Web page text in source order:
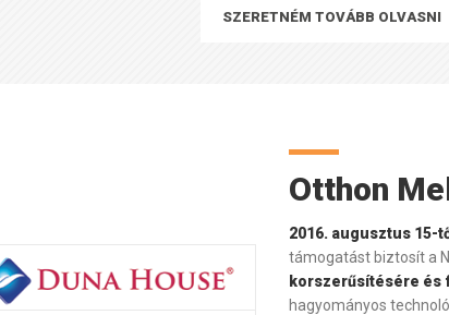
SZERETNÉM TOVÁBB OLVASNI
Otthon
2016. augusztus 15-
támogatást biztosít a
korszerűsítésére és
hagyományos